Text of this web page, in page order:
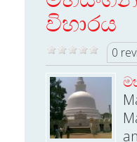
විහාරය
0